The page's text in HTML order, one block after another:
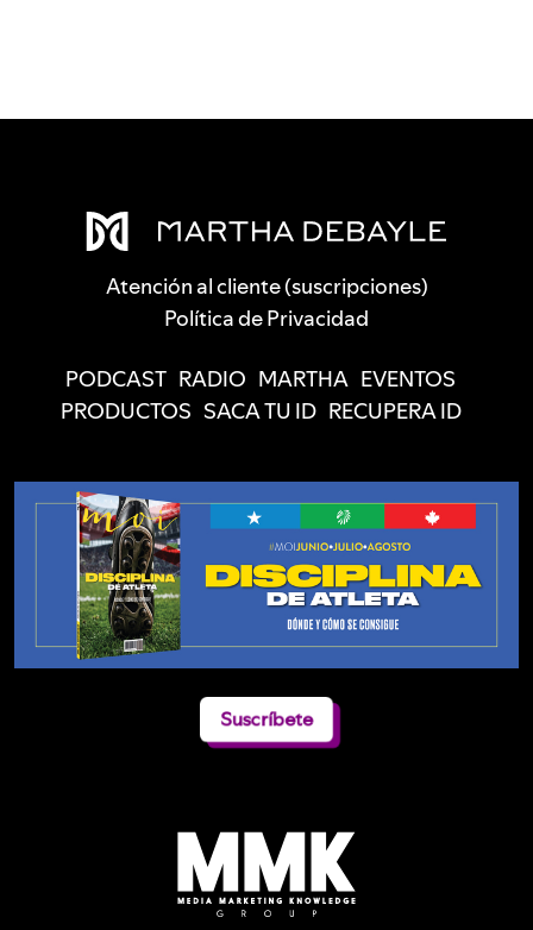
Atención al cliente (suscripciones)
Política de Privacidad
PODCAST RADIO MARTHA EVENTOS
PRODUCTOS SACA TU ID RECUPERA ID
Suscríbete